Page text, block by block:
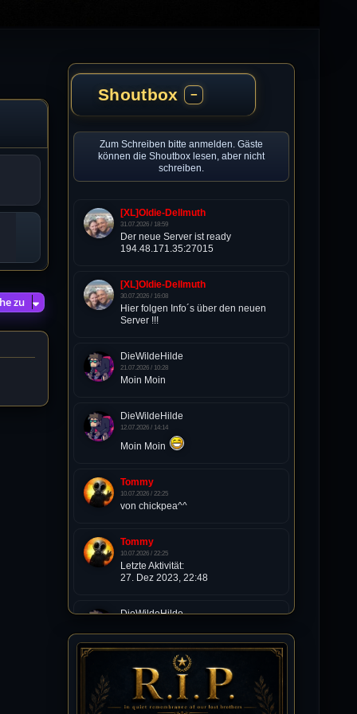
zu
Shoutbox −
Zum Schreiben bitte anmelden. Gäste
können die Shoutbox lesen, aber nicht
schreiben.
[XL]Oldie-Dellmuth
31.07.2026 / 18:59
Der neue Server ist ready
194.48.171.35:27015
[XL]Oldie-Dellmuth
30.07.2026 / 16:08
Hier folgen Info´s über den neuen
Server !!!
DieWildeHilde
21.07.2026 / 10:28
Moin Moin
DieWildeHilde
12.07.2026 / 14:14
Moin Moin
Tommy
10.07.2026 / 22:25
von chickpea^^
Tommy
10.07.2026 / 22:25
Letzte Aktivität:
27. Dez 2023, 22:48
DieWildeHilde
Happy Birthday Chickpea
DieWildeHilde
10.07.2026 / 10:08
Hallo meine Lieben!